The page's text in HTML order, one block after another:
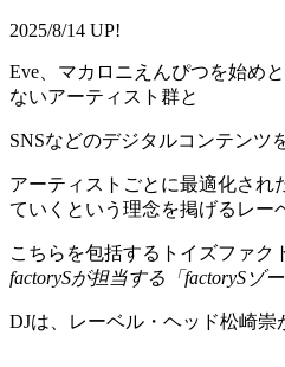
2025/8/14 UP!
Eve、マカロニえんぴつを始め
ないアーティスト群と
SNSなどのデジタルコンテンツ
アーティストごとに最適化され
ていくという理念を掲げるレー
こちらを包括するトイズファク
factorySが担当する「factorySゾー
DJは、レーベル・ヘッド松崎崇